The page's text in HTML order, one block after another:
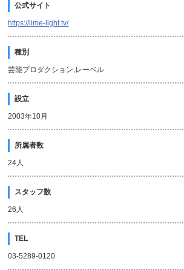
公式サイト
https://lime-light.tv/
種別
芸能プロダクション,レーベル
設立
2003年10月
所属者数
24人
スタッフ数
26人
TEL
03-5289-0120